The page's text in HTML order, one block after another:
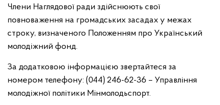
Члени Наглядової ради здійснюють свої
повноваження на громадських засадах у межах
строку, визначеного Положенням про Український
молодіжний фонд.
За додатковою інформацією звертайтеся за
номером телефону: (044) 246-62-36 – Управління
молодіжної політики Мінмолодьспорт.